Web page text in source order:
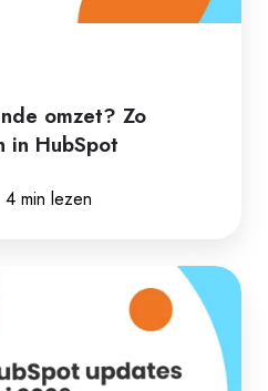
omzet? Zo
in HubSpot
4 min lezen